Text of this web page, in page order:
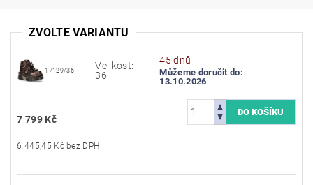
ZVOLTE VARIANTU
17129/36
Velikost:
36
45 dnů
Můžeme doručit do:
13.10.2026
7 799 Kč
6 445,45 Kč bez DPH